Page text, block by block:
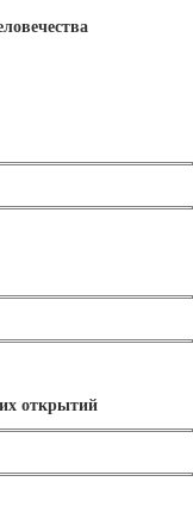
открытий